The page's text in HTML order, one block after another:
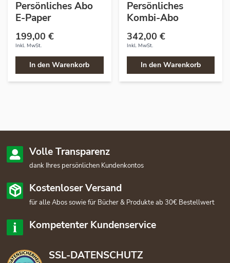
Persönliches Abo
E-Paper
199,00 €
Inkl. MwSt.
In den Warenkorb
Persönliches
Kombi-Abo
342,00 €
Inkl. MwSt.
In den Warenkorb
Volle Transparenz
dank Ihres persönlichen Kundenkontos
Kostenloser Versand
für alle Abos sowie für Bücher & Produkte ab 30€ Bestellwert
Kompetenter Kundenservice
SSL-DATENSCHUTZ